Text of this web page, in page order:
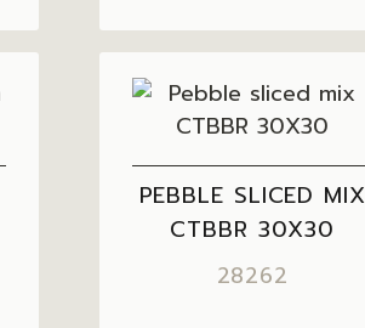
PEBBLE SLICED MIX
CTBBR 30X30
28262